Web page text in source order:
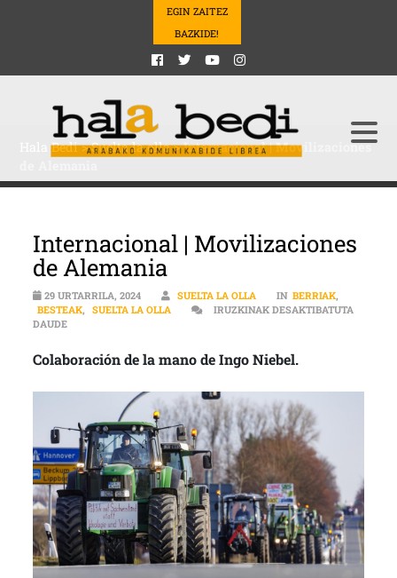
EGIN ZAITEZ
BAZKIDE!
Hala Bedi>Suelta la olla>Internacional | Movilizaciones
Internacional | Movilizaciones
de Alemania
29 URTARRILA, 2024 SUELTA LA OLLA IN BERRIAK,
BESTEAK, SUELTA LA OLLA
IRUZKINAK DESAKTIBATUTA
DAUDEINTERNACIONAL | MOVILIZACIONES DE ALEMANIA SARRERAN
Colaboración de la mano de Ingo Niebel.